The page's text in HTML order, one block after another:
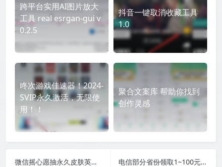
跨平台实用AI图片放大
工具 real esrgan-gui v
0.2.5
抖音一键取消收藏工具
1.0
咚次游戏佳速器！2024-
SVIP永久激活，无限使
用！！
聚合文案库 帮助你找到
创作灵感
微信摇心愿抽永久皮肤英雄道具
电信部分省份领取1~100元话费